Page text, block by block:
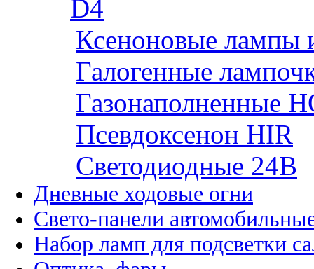
D4
Ксеноновые лампы
Галогенные
Газонаполненные
Псевдоксенон HIR
Cветодиодные 24B
Дневные ходовые огни
Свето-панели
Набор ламп для подсветки